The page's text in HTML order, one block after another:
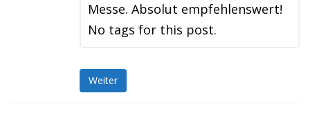
Messe. Absolut empfehlenswert!
No tags for this post.
Weiter